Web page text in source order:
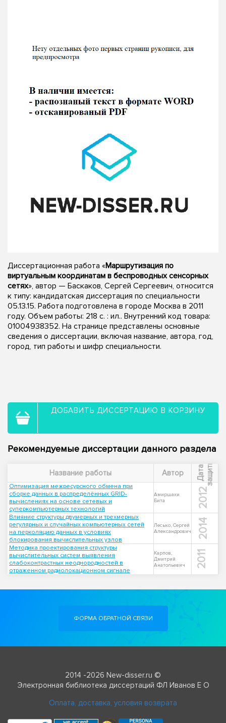
Диссертационная работа «Маршрутизация по
виртуальным координатам в беспроводных сенсорных
сетях», автор — Баскаков, Сергей Сергеевич, относится
к типу: кандидатская диссертация по специальности
05.13.15. Работа подготовлена в городе Москва в 2011
году. Объем работы: 218 с. : ил.. Внутренний код товара:
01004938352. На странице представлены основные
сведения о диссертации, включая название, автора, год,
город, тип работы и шифр специальности.
ДОБАВИТЬ ДИССЕРТАЦИЮ В КОРЗИНУ
Рекомендуемые диссертации данного раздела
Название работы Автор Д
а
т
а
з
а
щ
и
т ы
Оптимизация межресурсного обмена при
сборке данных в распределённых GRID-
вычислениях на основе сетевых и
суперкомпьютерных технологий
Амиршахи
Бита
2012
Влияние структуры двумерных и трехмерных
регулярных и случайных компьютерных сетей
на перколяцию данных в условиях
блокирования вычислительных узлов
Лесько, Сергей
Александрович
2014
Методика проектирования структуры
вычислительных систем выявления
слабоконтрастных неоднородностей в
отраженном радиолокационном сигнале
Карпов,
Дмитрий
Анатольевич
2011
ФОРМА ОБРАТНОЙ СВЯЗИ
2014 -2026 New-disser.ru ©
Электронная библиотека диссертаций ФЛ Иванов Е О
Оплата, доставка, условия возврата